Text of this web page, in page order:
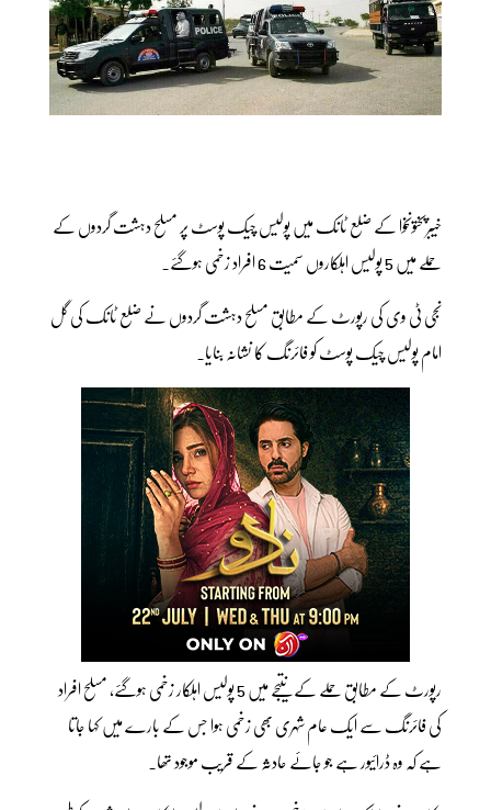
خیبرپختونخوا کے ضلع ٹانک میں پولیس چیک پوسٹ پر مسلح دہشت گردوں کے
حملے میں 5 پولیس اہلکاروں سمیت 6 افراد زخمی ہوگئے۔
نجی ٹی وی کی رپورٹ کے مطابق مسلح دہشت گردوں نے ضلع ٹانک کی گل
امام پولیس چیک پوسٹ کو فائرنگ کا نشانہ بنایا۔
رپورٹ کے مطابق حملے کے نتیجے میں 5 پولیس اہلکار زخمی ہوگئے، مسلح افراد
کی فائرنگ سے ایک عام شہری بھی زخمی ہوا جس کے بارے میں کہا جاتا
ہے کہ وہ ڈرائیور ہے جو جائے حادثہ کے قریب موجود تھا۔